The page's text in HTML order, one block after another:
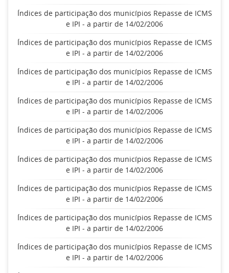
Índices de participação dos municípios Repasse de ICMS
e IPI - a partir de 14/02/2006
Índices de participação dos municípios Repasse de ICMS
e IPI - a partir de 14/02/2006
Índices de participação dos municípios Repasse de ICMS
e IPI - a partir de 14/02/2006
Índices de participação dos municípios Repasse de ICMS
e IPI - a partir de 14/02/2006
Índices de participação dos municípios Repasse de ICMS
e IPI - a partir de 14/02/2006
Índices de participação dos municípios Repasse de ICMS
e IPI - a partir de 14/02/2006
Índices de participação dos municípios Repasse de ICMS
e IPI - a partir de 14/02/2006
Índices de participação dos municípios Repasse de ICMS
e IPI - a partir de 14/02/2006
Índices de participação dos municípios Repasse de ICMS
e IPI - a partir de 14/02/2006